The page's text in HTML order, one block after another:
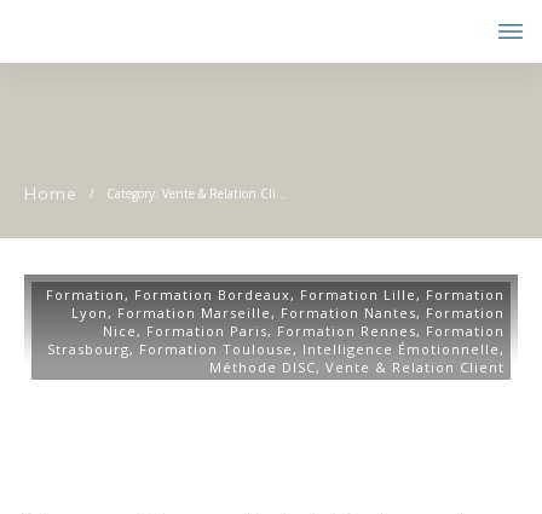
Home /
Formation, Formation Bordeaux, Formation Lille, Formation
Lyon, Formation Marseille, Formation Nantes, Formation
Nice, Formation Paris, Formation Rennes, Formation
Strasbourg, Formation Toulouse, Intelligence Émotionnelle,
Méthode DISC, Vente & Relation Client